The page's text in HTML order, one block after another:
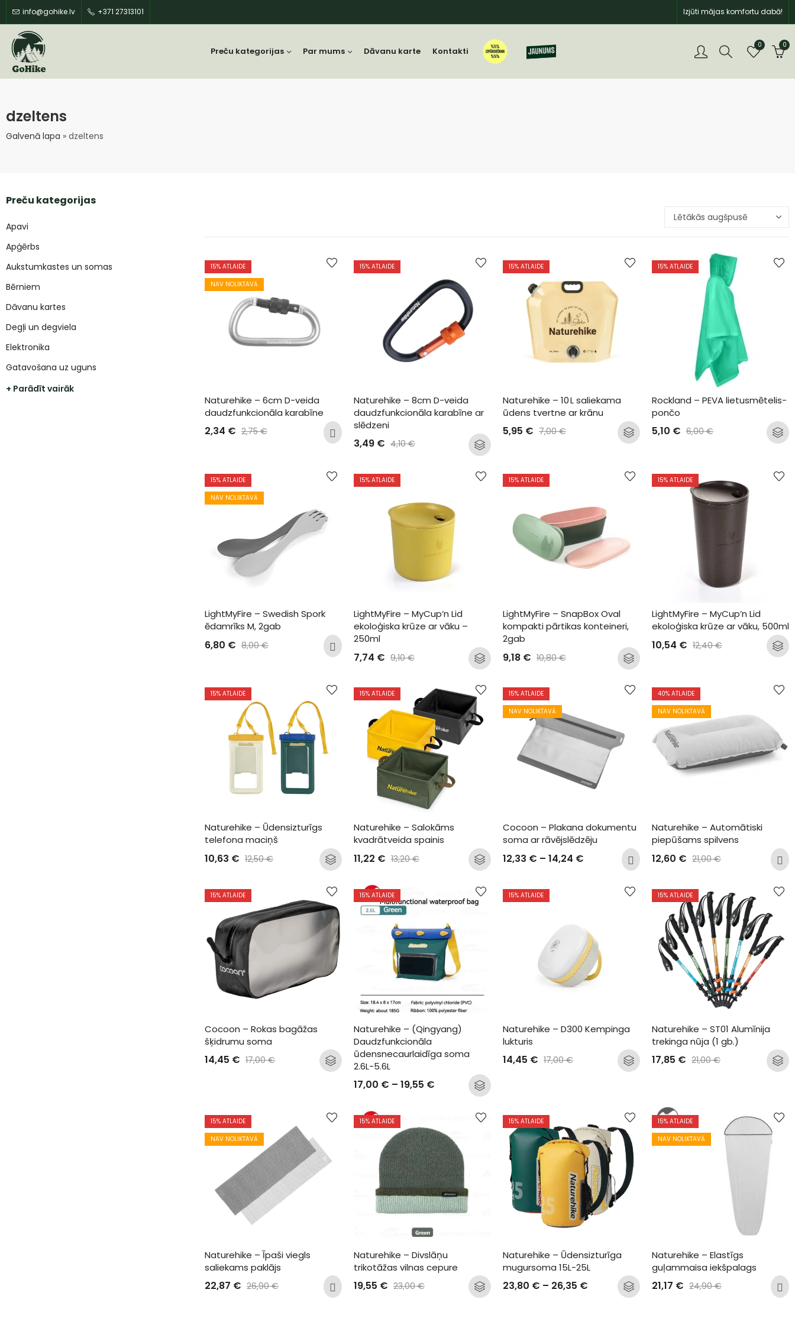
info@gohike.lv +371 27313101 Izjūti mājas komfortu dabā!
Preču kategorijas Par mums Dāvanu karte Kontakti
0 0
dzeltens
Galvenā lapa » dzeltens
15% ATLAIDE
NAV NOLIKTAVĀ
Naturehike – 6cm D-veida
daudzfunkcionāla karabīne
2,34 € 2,75€
15% ATLAIDE
Naturehike – 8cm D-veida
daudzfunkcionāla karabīne ar
slēdzeni
3,49 € 4,10€
15% ATLAIDE
Naturehike – 10 L saliekama
ūdens tvertne ar krānu
5,95 € 7,00€
15% ATLAIDE
Rockland – PEVA lietusmētelis-
pončo
5,10 € 6,00€
15% ATLAIDE
NAV NOLIKTAVĀ
LightMyFire – Swedish Spork
ēdamrīks M, 2gab
6,80 € 8,00€
15% ATLAIDE
LightMyFire – MyCup’n Lid
ekoloģiska krūze ar vāku –
250ml
7,74 € 9,10€
15% ATLAIDE
LightMyFire – SnapBox Oval
kompakti pārtikas konteineri,
2gab
9,18 € 10,80€
15% ATLAIDE
LightMyFire – MyCup’n Lid
ekoloģiska krūze ar vāku, 500ml
10,54 € 12,40€
15% ATLAIDE
Naturehike – Ūdensizturīgs
telefona maciņš
10,63 € 12,50€
15% ATLAIDE
Naturehike – Salokāms
kvadrātveida spainis
11,22 € 13,20€
15% ATLAIDE
NAV NOLIKTAVĀ
Cocoon – Plakana dokumentu
soma ar rāvējslēdzēju
12,33 € – 14,24 €
40% ATLAIDE
NAV NOLIKTAVĀ
Naturehike – Automātiski
piepūšams spilvens
12,60 € 21,00€
15% ATLAIDE
Cocoon – Rokas bagāžas
šķidrumu soma
14,45 € 17,00€
15% ATLAIDE
Naturehike – (Qingyang)
Daudzfunkcionāla
ūdensnecaurlaidīga soma
2.6L-5.6L
17,00 € – 19,55 €
15% ATLAIDE
Naturehike – D300 Kempinga
lukturis
14,45 € 17,00€
15% ATLAIDE
Naturehike – ST01 Alumīnija
trekinga nūja (1 gb.)
17,85 € 21,00€
15% ATLAIDE
NAV NOLIKTAVĀ
Naturehike – Īpaši viegls
saliekams paklājs
22,87 € 26,90€
15% ATLAIDE
Naturehike – Divslāņu
trikotāžas vilnas cepure
19,55 € 23,00€
15% ATLAIDE
Naturehike – Ūdensizturīga
mugursoma 15L-25L
23,80 € – 26,35 €
15% ATLAIDE
NAV NOLIKTAVĀ
Naturehike – Elastīgs
guļammaisa iekšpalags
21,17 € 24,90€
Preču kategorijas
Apavi
Apģērbs
Aukstumkastes un somas
Bērniem
Dāvanu kartes
Degļi un degviela
Elektronika
Gatavošana uz uguns
+ Parādīt vairāk